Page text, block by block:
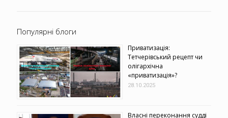
Популярні блоги
Приватизація:
Тетчерівський рецепт чи
олігархічна
«приватизація»?
28.10.2025
Власні переконання судді